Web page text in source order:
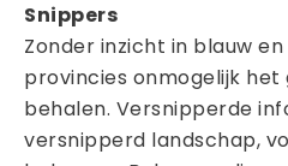
Snippers
Zonder inzicht in blauw
provincies onmogelijk
behalen. Versnipperde
versnipperd landschap,